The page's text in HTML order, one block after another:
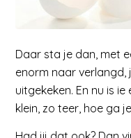
Daar sta je dan, met
enorm naar verlangd,
uitgekeken. En nu is
klein, zo teer, hoe ga